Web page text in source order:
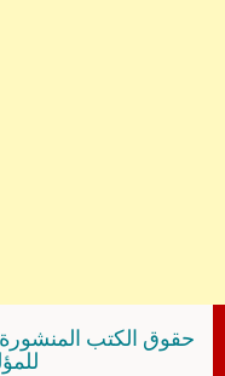
حقوق الكتب